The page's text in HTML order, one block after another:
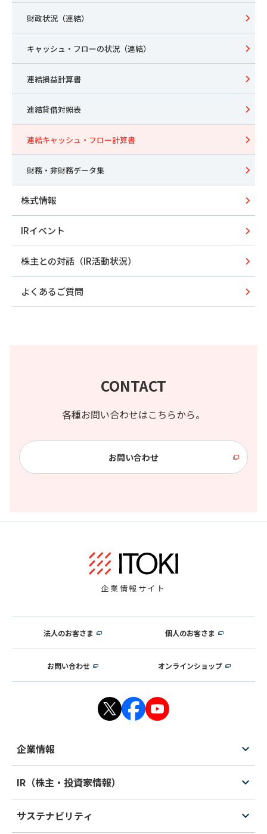
財政状況（連結）
キャッシュ・フローの状況（連結）
連結損益計算書
連結貸借対照表
連結キャッシュ・フロー計算書
財務・非財務データ集
株式情報
IRイベント
株主との対話（IR活動状況）
よくあるご質問
CONTACT
各種お問い合わせはこちらから。
お問い合わせ
企業情報サイト
法人のお客さま 個人のお客さま
お問い合わせ オンラインショップ
企業情報
IR（株主・投資家情報）
サステナビリティ